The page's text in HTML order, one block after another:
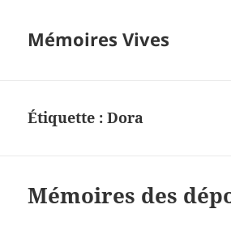
Mémoires Vives
Étiquette :Dora
Mémoires des